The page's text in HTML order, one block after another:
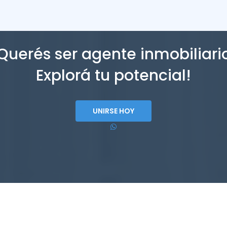
ser agente
Explorá tu potencial!
UNIRSE HOY